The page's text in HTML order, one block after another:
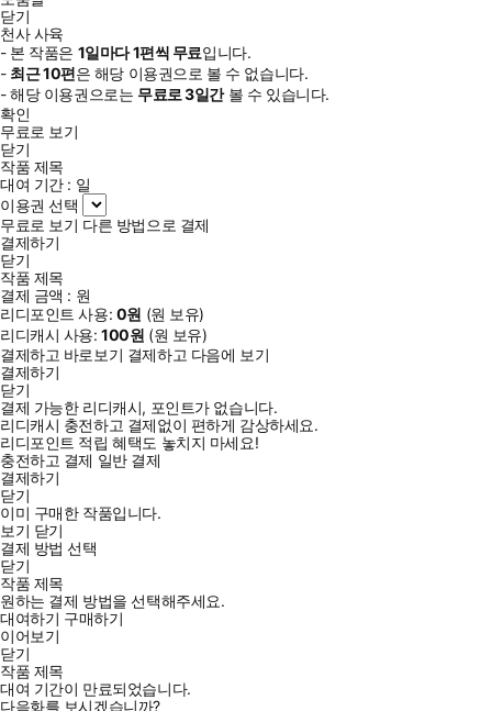
닫기
천사 사육
- 본 작품은 1일마다1편씩 무료입니다.
- 최근10편은 해당 이용권으로 볼 수 없습니다.
- 해당 이용권으로는 무료로3일간볼 수 있습니다.
확인
무료로 보기
닫기
작품 제목
대여 기간 : 일
이용권 선택
무료로 보기 다른 방법으로 결제
결제하기
닫기
작품 제목
결제 금액 : 원
리디포인트 사용: 0원 (원 보유)
리디캐시 사용:100원 (원 보유)
결제하고 바로보기 결제하고 다음에 보기
결제하기
닫기
결제 가능한 리디캐시, 포인트가 없습니다.
리디캐시 충전하고 결제없이 편하게 감상하세요.
리디포인트 적립 혜택도 놓치지 마세요!
충전하고 결제 일반 결제
결제하기
닫기
이미 구매한 작품입니다.
보기 닫기
결제 방법 선택
닫기
작품 제목
원하는 결제 방법을 선택해주세요.
대여하기 구매하기
이어보기
닫기
작품 제목
대여 기간이 만료되었습니다.
다음화를 보시겠습니까?